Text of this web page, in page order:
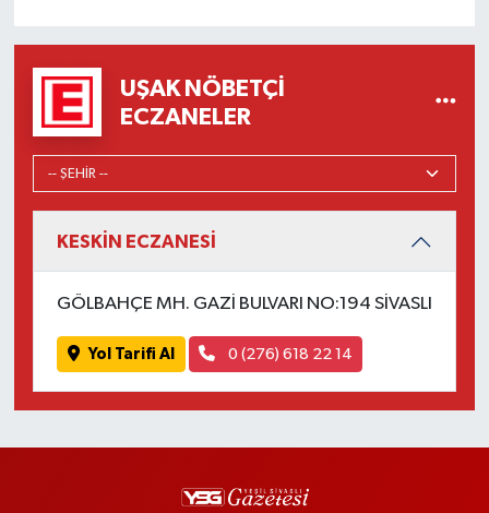
UŞAK NÖBETÇI
ECZANELER
KESKİN ECZANESİ
GÖLBAHÇE MH. GAZİ BULVARI NO:194 SİVASLI
Yol Tarifi Al 0 (276) 618 22 14